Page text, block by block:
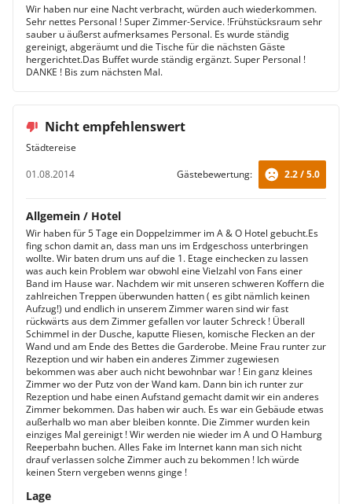
Wir haben nur eine Nacht verbracht, würden auch wiederkommen.
Sehr nettes Personal ! Super Zimmer-Service. !Frühstücksraum sehr
sauber u äußerst aufmerksames Personal. Es wurde ständig
gereinigt, abgeräumt und die Tische für die nächsten Gäste
hergerichtet.Das Buffet wurde ständig ergänzt. Super Personal !
DANKE ! Bis zum nächsten Mal.
Nicht empfehlenswert
Städtereise
01.08.2014
Gästebewertung: 2.2 / 5.0
Allgemein / Hotel
Wir haben für 5 Tage ein Doppelzimmer im A & O Hotel gebucht.Es
fing schon damit an, dass man uns im Erdgeschoss unterbringen
wollte. Wir baten drum uns auf die 1. Etage einchecken zu lassen
was auch kein Problem war obwohl eine Vielzahl von Fans einer
Band im Hause war. Nachdem wir mit unseren schweren Koffern die
zahlreichen Treppen überwunden hatten ( es gibt nämlich keinen
Aufzug!) und endlich in unserem Zimmer waren sind wir fast
rückwärts aus dem Zimmer gefallen vor lauter Schreck ! Überall
Schimmel in der Dusche, kaputte Fliesen, komische Flecken an der
Wand und am Ende des Bettes die Garderobe. Meine Frau runter zur
Rezeption und wir haben ein anderes Zimmer zugewiesen
bekommen was aber auch nicht bewohnbar war ! Ein ganz kleines
Zimmer wo der Putz von der Wand kam. Dann bin ich runter zur
Rezeption und habe einen Aufstand gemacht damit wir ein anderes
Zimmer bekommen. Das haben wir auch. Es war ein Gebäude etwas
außerhalb wo man aber bleiben konnte. Die Zimmer wurden kein
einziges Mal gereinigt ! Wir werden nie wieder im A und O Hamburg
Reeperbahn buchen. Alles Fake im Internet kann man sich nicht
drauf verlassen solche Zimmer auch zu bekommen ! Ich würde
keinen Stern vergeben wenns ginge !
Lage